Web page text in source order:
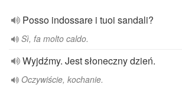
Posso indossare i tuoi sandali?
Sì, fa molto caldo.
Wyjdźmy. Jest słoneczny dzień.
Oczywiście, kochanie.